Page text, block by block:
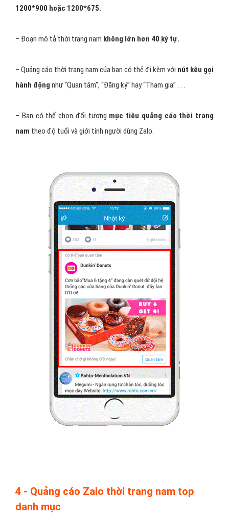
1200*900 hoặc 1200*675.
– Đoạn mô tả thời trang nam không lớn hơn 40 ký tự.
– Quảng cáo thời trang nam của bạn có thẻ đi kèm với nút kêu gọi
hành động như “Quan tâm”, “Đăng ký” hay “Tham gia” . . .
– Bạn có thể chọn đối tượng mục tiêu quảng cáo thời trang
nam theo độ tuổi và giới tính người dùng Zalo.
4 - Quảng cáo Zalo thời trang nam top
danh mục